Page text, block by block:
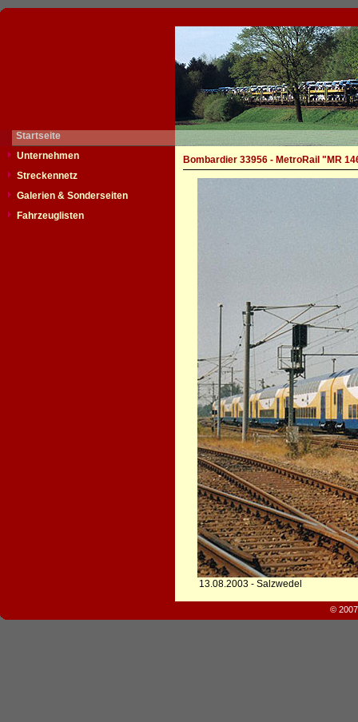
Startseite
Unternehmen
Streckennetz
Galerien & Sonderseiten
Fahrzeuglisten
Bombardier 33956 - MetroRail "MR
13.08.2003 - Salzwedel
©